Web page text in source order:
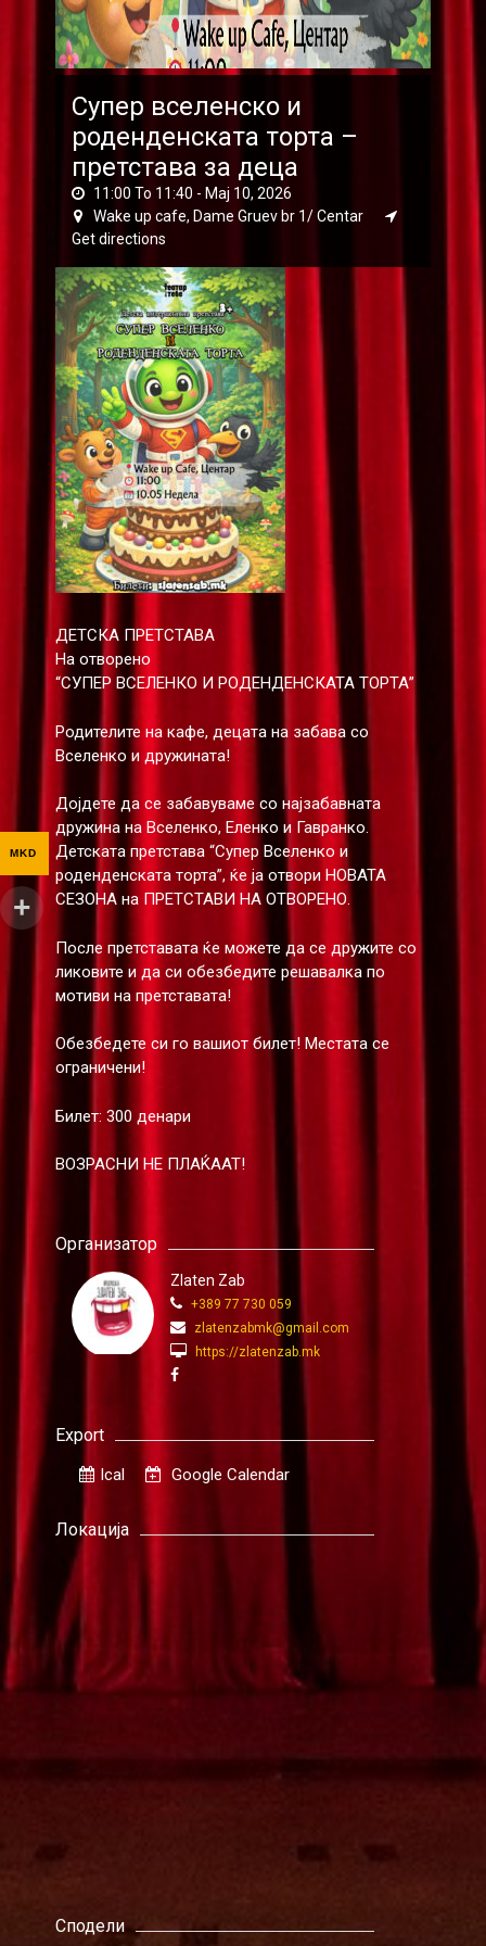
Супер вселенско и
роденденската торта –
претстава за деца
11:00 To 11:40 - Мај 10, 2026
Wake up cafe, Dame Gruev br 1/ Centar
Get directions
ДЕТСКА ПРЕТСТАВА
На отворено
“СУПЕР ВСЕЛЕНКО И РОДЕНДЕНСКАТА ТОРТА”
Родителите на кафе, децата на забава со
Вселенко и дружината!
Дојдете да се забавуваме со најзабавната
дружина на Вселенко, Еленко и Гавранко.
Детската претстава “Супер Вселенко и
роденденската торта”, ќе ја отвори НОВАТА
СЕЗОНА на ПРЕТСТАВИ НА ОТВОРЕНО.
После претставата ќе можете да се дружите со
ликовите и да си обезбедите решавалка по
мотиви на претставата!
Обезбедете си го вашиот билет! Местата се
ограничени!
Билет: 300 денари
ВОЗРАСНИ НЕ ПЛАЌААТ!
Организатор
Zlaten Zab
+389 77 730 059
zlatenzabmk@gmail.com
https://zlatenzab.mk
Export
Ical Google Calendar
Локација
Сподели
MKD